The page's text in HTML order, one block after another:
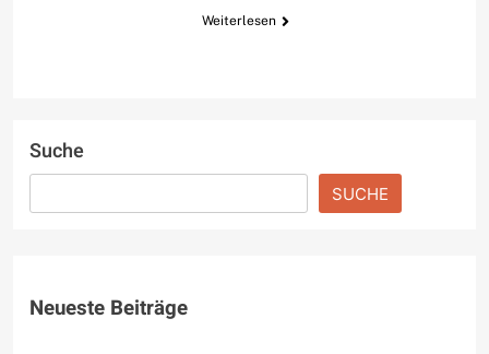
Weiterlesen
Suche
SUCHE
Neueste Beiträge